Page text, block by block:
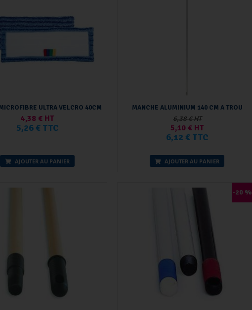
ULTRA VELCRO 40CM
4,38 € HT
5,26 € TTC
AJOUTER AU PANIER
MANCHE ALUMINIUM 140 CM A TROU
6,38 € HT
5,10 € HT
6,12 € TTC
AJOUTER AU PANIER
-20 %